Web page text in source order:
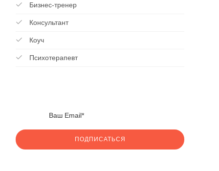
Бизнес-тренер
Консультант
Коуч
Психотерапевт
ПОДПИСАТЬСЯ